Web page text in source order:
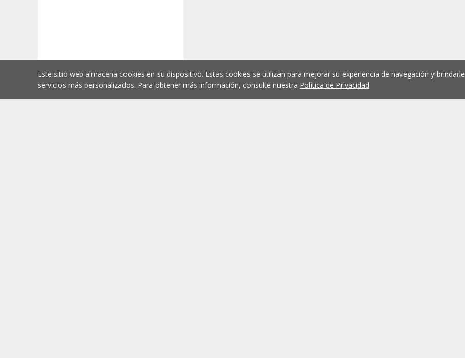
Este sitio web almacena cookies en su dispositivo. Estas cookies se utilizan para mejorar su experiencia de navegación y brindarle
servicios más personalizados. Para obtener más información, consulte nuestra Política de Privacidad